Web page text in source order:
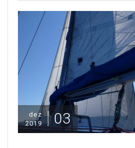
dez
2019
03